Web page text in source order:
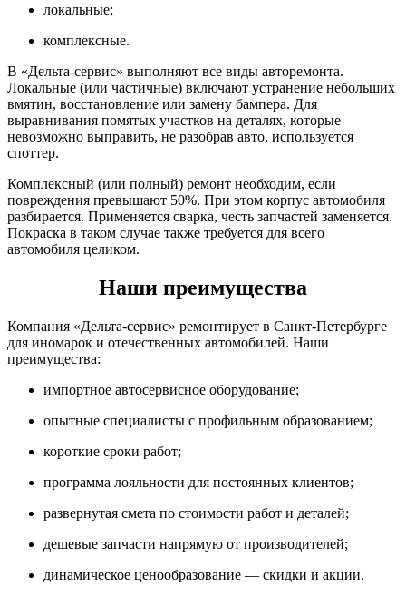
локальные;
комплексные.
В «Дельта-сервис» выполняют все виды авторемонта.
Локальные (или частичные) включают устранение небольших
вмятин, восстановление или замену бампера. Для
выравнивания помятых участков на деталях, которые
невозможно выправить, не разобрав авто, используется
споттер.
Комплексный (или полный) ремонт необходим, если
повреждения превышают 50%. При этом корпус автомобиля
разбирается. Применяется сварка, честь запчастей заменяется.
Покраска в таком случае также требуется для всего
автомобиля целиком.
Наши преимущества
Компания «Дельта-сервис» ремонтирует в Санкт-Петербурге
для иномарок и отечественных автомобилей. Наши
преимущества:
импортное автосервисное оборудование;
опытные специалисты с профильным образованием;
короткие сроки работ;
программа лояльности для постоянных клиентов;
развернутая смета по стоимости работ и деталей;
дешевые запчасти напрямую от производителей;
динамическое ценообразование — скидки и акции.